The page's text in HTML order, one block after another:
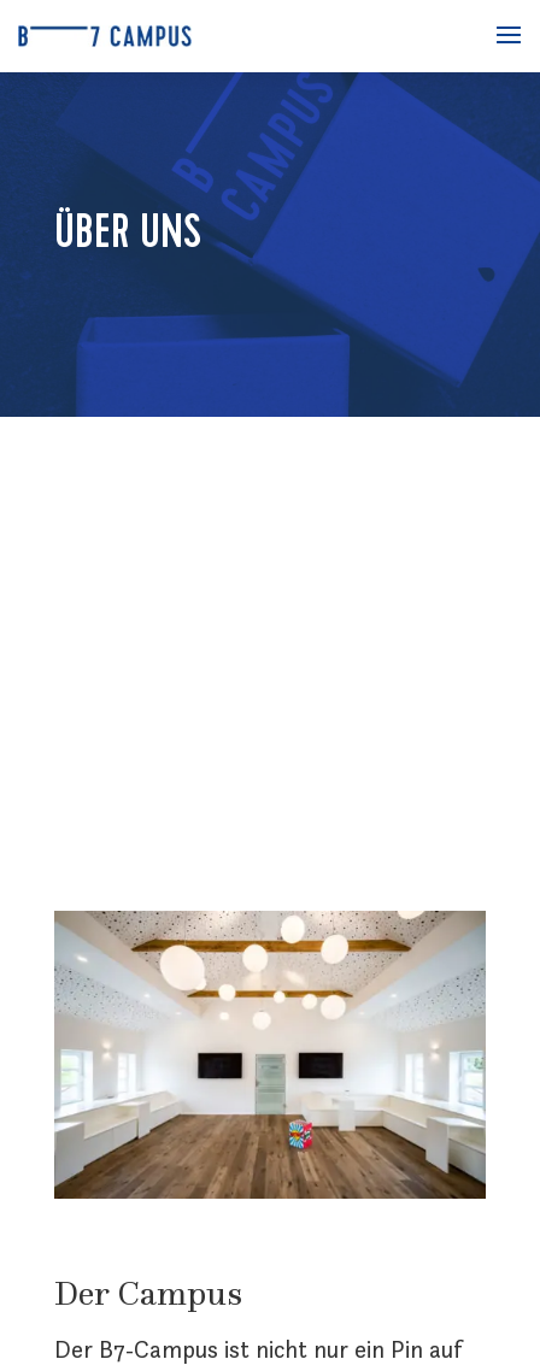
ÜBER UNS
Der Campus
Der B7-Campus ist nicht nur ein Pin auf